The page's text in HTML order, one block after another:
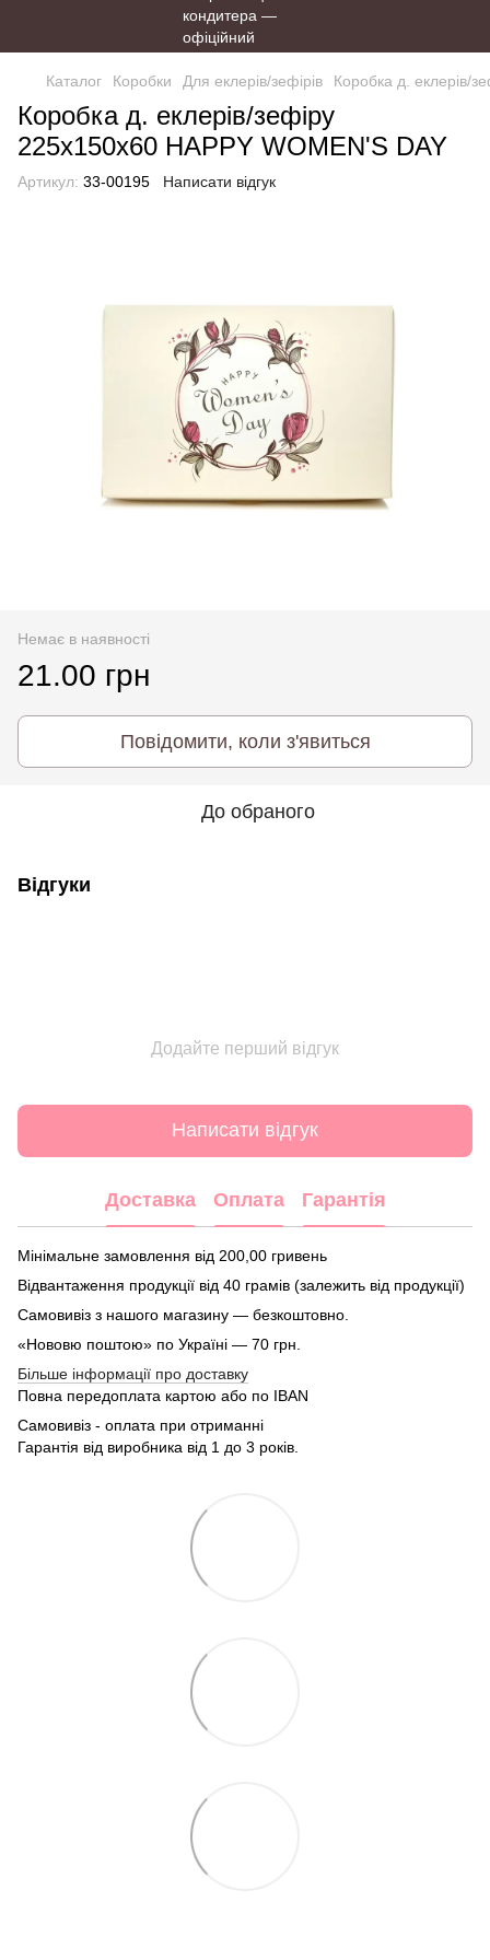
Каталог Коробки Для еклерів/зефірів Коробка д. еклерів/
Коробка д. еклерів/зефіру
225х150х60 HAPPY WOMEN'S DAY
Артикул: 33-00195 Написати відгук
Немає в наявності
21.00 грн
Повідомити, коли з'явиться
До обраного
Відгуки
Додайте перший відгук
Написати відгук
Доставка Оплата Гарантія
Мінімальне замовлення від 200,00 гривень
Відвантаження продукції від 40 грамів (залежить від продукції)
Самовивіз з нашого магазину — безкоштовно.
«Нововю поштою» по Україні — 70 грн.
Більше інформації про доставку
Повна передоплата картою або по IBAN
Самовивіз - оплата при отриманні
Гарантія від виробника від 1 до 3 років.